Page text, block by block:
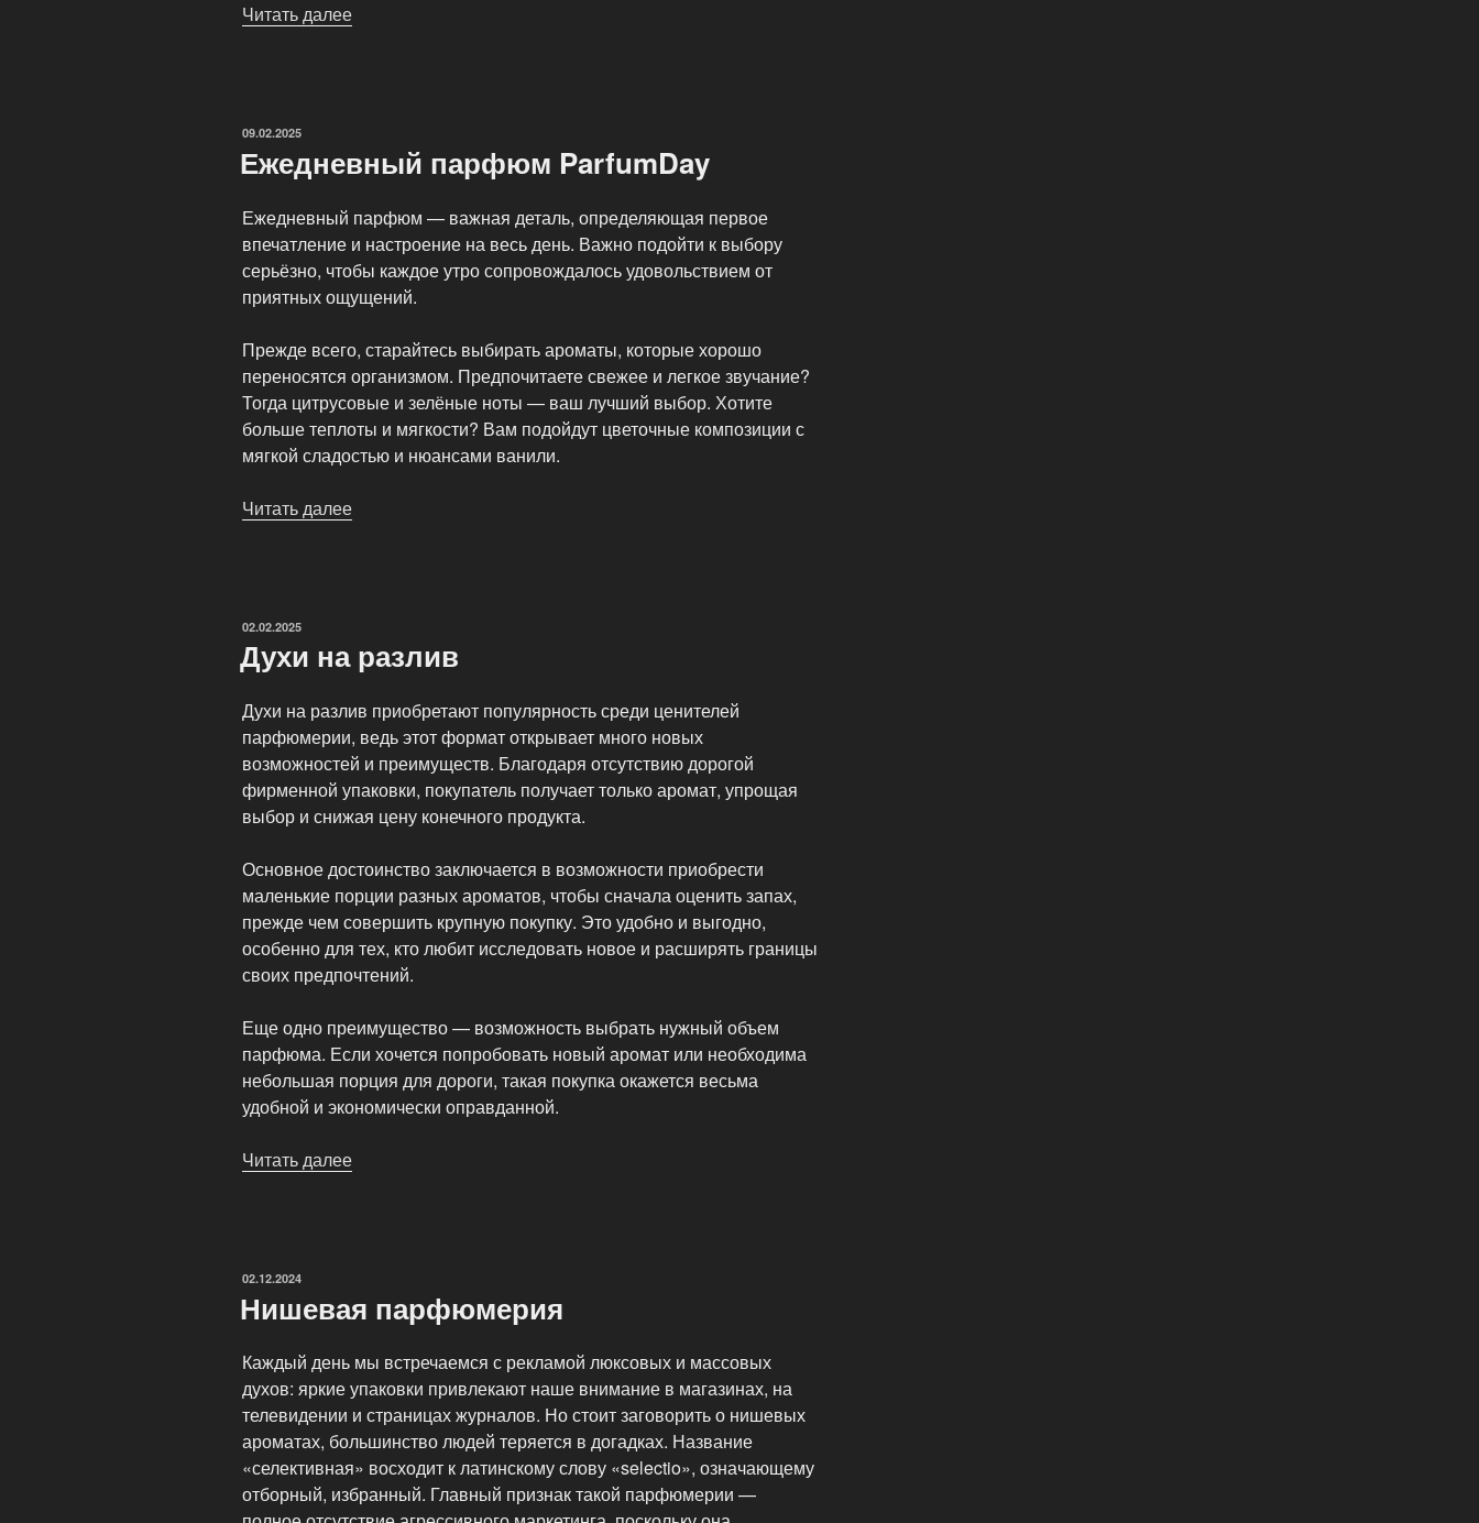
Читать далее
ОПУБЛИКОВАНО
09.02.2025
Ежедневный парфюм ParfumDay
Ежедневный парфюм — важная деталь, определяющая первое
впечатление и настроение на весь день. Важно подойти к выбору
серьёзно, чтобы каждое утро сопровождалось удовольствием от
приятных ощущений.
Прежде всего, старайтесь выбирать ароматы, которые хорошо
переносятся организмом. Предпочитаете свежее и легкое звучание?
Тогда цитрусовые и зелёные ноты — ваш лучший выбор. Хотите
больше теплоты и мягкости? Вам подойдут цветочные композиции с
мягкой сладостью и нюансами ванили.
Читать далее
ОПУБЛИКОВАНО
02.02.2025
Духи на разлив
Духи на разлив приобретают популярность среди ценителей
парфюмерии, ведь этот формат открывает много новых
возможностей и преимуществ. Благодаря отсутствию дорогой
фирменной упаковки, покупатель получает только аромат, упрощая
выбор и снижая цену конечного продукта.
Основное достоинство заключается в возможности приобрести
маленькие порции разных ароматов, чтобы сначала оценить запах,
прежде чем совершить крупную покупку. Это удобно и выгодно,
особенно для тех, кто любит исследовать новое и расширять границы
своих предпочтений.
Еще одно преимущество — возможность выбрать нужный объем
парфюма. Если хочется попробовать новый аромат или необходима
небольшая порция для дороги, такая покупка окажется весьма
удобной и экономически оправданной.
Читать далее
ОПУБЛИКОВАНО
02.12.2024
Нишевая парфюмерия
Каждый день мы встречаемся с рекламой люксовых и массовых
духов: яркие упаковки привлекают наше внимание в магазинах, на
телевидении и страницах журналов. Но стоит заговорить о нишевых
ароматах, большинство людей теряется в догадках. Название
«селективная» восходит к латинскому слову «selectio», означающему
отборный, избранный. Главный признак такой парфюмерии —